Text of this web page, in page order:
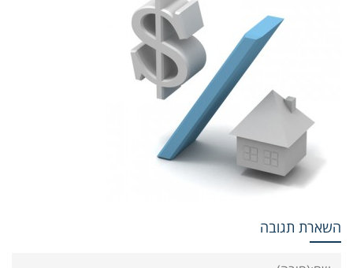
השארת תגובה